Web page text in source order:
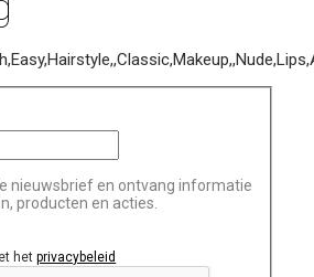
nieuwsbrief en ontvang informatie
producten en acties.
hetprivacybeleid